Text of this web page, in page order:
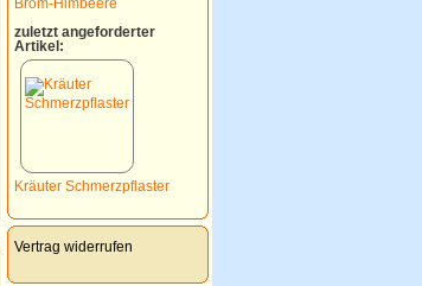
Brom-Himbeere
zuletzt angeforderter
Artikel:
Kräuter Schmerzpflaster
Vertrag widerrufen